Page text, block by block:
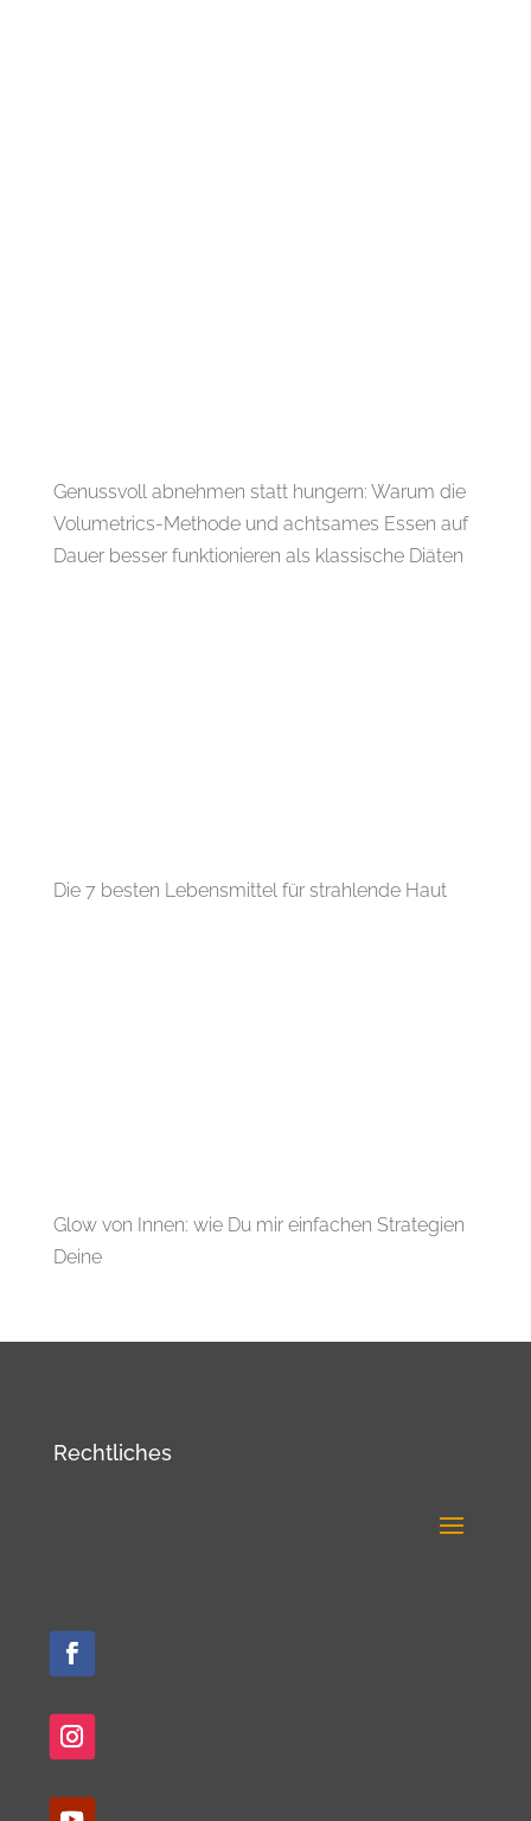
Genussvoll abnehmen statt hungern: Warum die
Volumetrics-Methode und achtsames Essen auf
Dauer besser funktionieren als klassische Diäten
Die 7 besten Lebensmittel für strahlende Haut
Glow von Innen: wie Du mir einfachen Strategien
Deine
Rechtliches